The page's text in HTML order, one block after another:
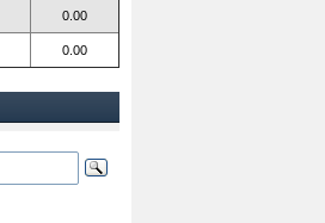
0.00
0.00